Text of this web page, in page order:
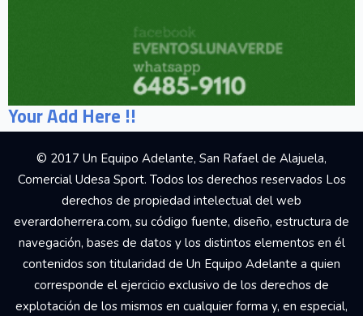
Your Add Here !!
© 2017 Un Equipo Adelante, San Rafael de Alajuela,
Comercial Udesa Sport. Todos los derechos reservados Los
derechos de propiedad intelectual del web
everardoherrera.com, su código fuente, diseño, estructura de
navegación, bases de datos y los distintos elementos en él
contenidos son titularidad de Un Equipo Adelante a quien
corresponde el ejercicio exclusivo de los derechos de
explotación de los mismos en cualquier forma y, en especial,